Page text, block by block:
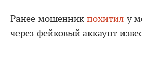
Ранее мошенник похитил у
через фейковый аккаунт